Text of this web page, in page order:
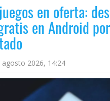
en oferta:
en Android por
agosto 2026, 14:24